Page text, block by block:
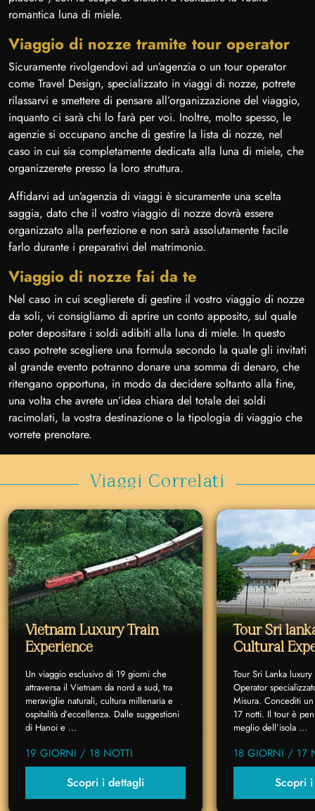
romantica luna di miele.
Viaggio di nozze tramite tour operator
Sicuramente rivolgendovi ad un’agenzia o un tour operator
come Travel Design, specializzato in viaggi di nozze, potrete
rilassarvi e smettere di pensare all’organizzazione del viaggio,
inquanto ci sarà chi lo farà per voi. Inoltre, molto spesso, le
agenzie si occupano anche di gestire la lista di nozze, nel
caso in cui sia completamente dedicata alla luna di miele, che
organizzerete presso la loro struttura.
Affidarvi ad un’agenzia di viaggi è sicuramente una scelta
saggia, dato che il vostro viaggio di nozze dovrà essere
organizzato alla perfezione e non sarà assolutamente facile
farlo durante i preparativi del matrimonio.
Viaggio di nozze fai da te
Nel caso in cui sceglierete di gestire il vostro viaggio di nozze
da soli, vi consigliamo di aprire un conto apposito, sul quale
poter depositare i soldi adibiti alla luna di miele. In questo
caso potrete scegliere una formula secondo la quale gli invitati
al grande evento potranno donare una somma di denaro, che
ritengano opportuna, in modo da decidere soltanto alla fine,
una volta che avrete un’idea chiara del totale dei soldi
racimolati, la vostra destinazione o la tipologia di viaggio che
vorrete prenotare.
Viaggi Correlati
Vietnam Luxury Train
Experience
Un viaggio esclusivo di 19 giorni che
attraversa il Vietnam da nord a sud, tra
meraviglie naturali, cultura millenaria e
ospitalità d’eccellenza. Dalle suggestioni
di Hanoi e ...
19 GIORNI / 18 NOTTI
Scopri i dettagli
Tour Sri
Cultural
Tour Sri Lanka
Operator
Misura. Concediti
17 notti. Il tour è
meglio dell’isola ...
18 GIORNI / 17
Scopri